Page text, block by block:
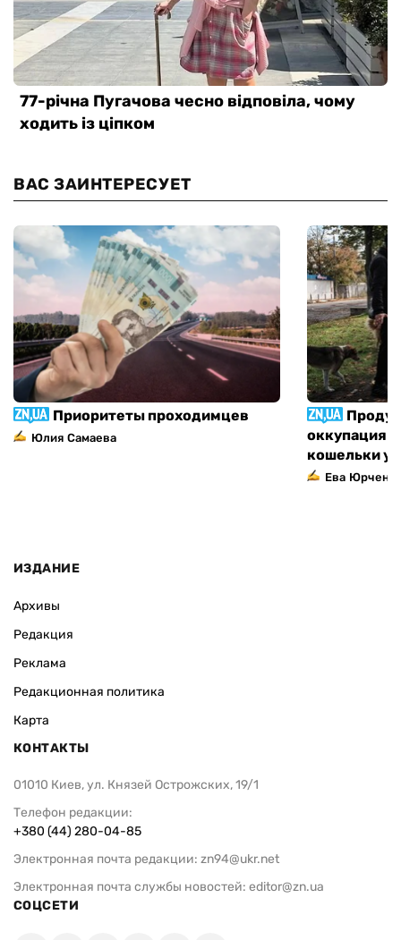
ВАС ЗАИНТЕРЕСУЕТ
Приоритеты проходимцев
Юлия Самаева
оккупация
кошельки
Ева
ИЗДАНИЕ
Архивы
Редакция
Реклама
Редакционная политика
Карта
КОНТАКТЫ
01010 Киев, ул. Князей Острожских, 19/1
Телефон редакции:
+380 (44) 280-04-85
Электронная почта редакции: zn94@ukr.net
Электронная почта службы новостей: editor@zn.ua
СОЦСЕТИ